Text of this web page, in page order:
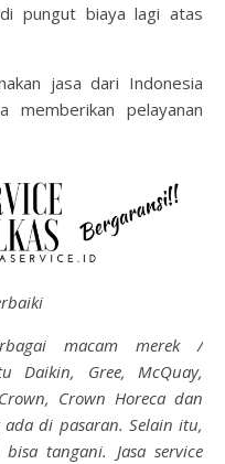
pungut biaya lagi atas
jasa dari Indonesia
memberikan pelayanan
macam merek /
Daikin, Gree, McQuay,
Crown Horeca dan
di pasaran. Selain itu,
tangani. Jasa service